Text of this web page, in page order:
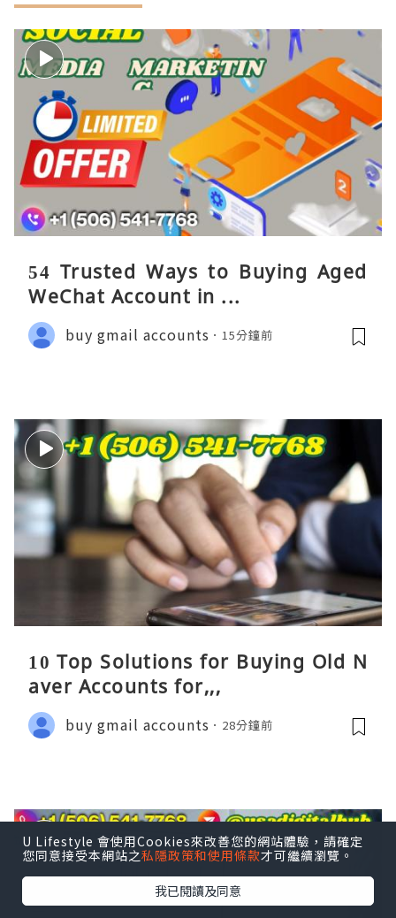
54 Trusted Ways to Buying Aged
WeChat Account in ...
buy gmail accounts 15分鐘前
10 Top Solutions for Buying Old N
aver Accounts for,,,
buy gmail accounts 28分鐘前
U Lifestyle 會使用Cookies來改善您的網站體驗，請確定
您同意接受本網站之私隱政策和使用條款才可繼續瀏覽。
我已閱讀及同意